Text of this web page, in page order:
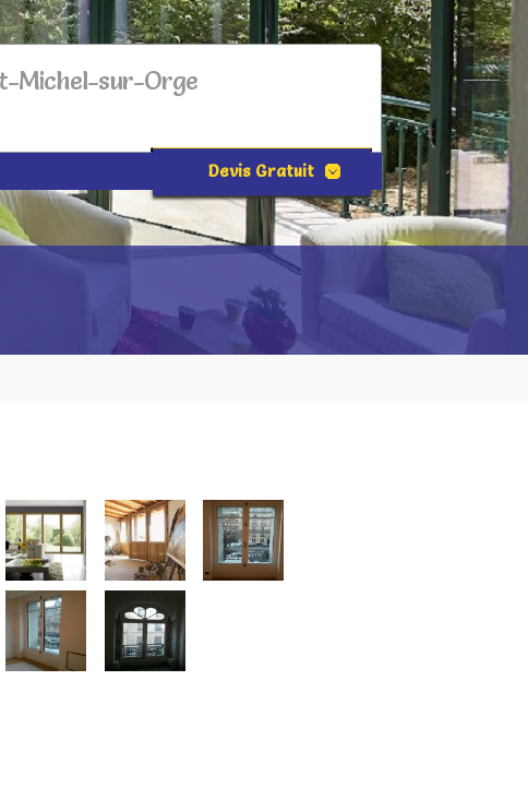
Michel-sur-Orge
Devis Gratuit
NOM*
EMAIL*
VOTRE DEMANDE*